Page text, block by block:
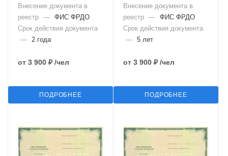
Внесение документа в
реестр — ФИС ФРДО
Срок действия документа
— 2 года
от 3 900 ₽ /чел
ПОДРОБНЕЕ
Внесение документа в
реестр — ФИС ФРДО
Срок действия документа
— 5 лет
от 3 900 ₽ /чел
ПОДРОБНЕЕ